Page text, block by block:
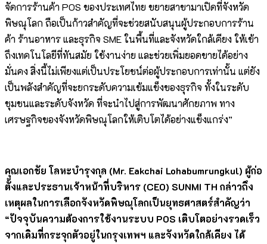
จัดการร้านค้า POS ของประเทศไทย ขยายสาขามาเปิดที่จังหวัด
พิษณุโลก ถือเป็นก้าวสำคัญที่จะช่วยสนับสนุนผู้ประกอบการร้าน
ค้า ร้านอาหาร และธุรกิจ SME ในพื้นที่และจังหวัดใกล้เคียง ให้เข้า
ถึงเทคโนโลยีที่ทันสมัย ใช้งานง่าย และช่วยเพิ่มยอดขายได้อย่าง
มั่นคง สิ่งนี้ไม่เพียงแต่เป็นประโยชน์ต่อผู้ประกอบการเท่านั้น แต่ยัง
เป็นพลังสำคัญที่จะยกระดับความเข้มแข็งของธุรกิจ ทั้งในระดับ
ชุมชนและระดับจังหวัด ที่จะนำไปสู่การพัฒนาศักยภาพ ทาง
เศรษฐกิจของจังหวัดพิษณุโลกให้เติบโตได้อย่างแข็งแกร่ง”
คุณเอกชัย โลหะบำรุงกุล (Mr. Eakchai Lohabumrungkul) ผู้ก่อ
ตั้งและประธานเจ้าหน้าที่บริหาร (CEO) SUNMI TH กล่าวถึง
เหตุผลในการเลือกจังหวัดพิษณุโลกเป็นยุทธศาสตร์สำคัญว่า
“ปัจจุบันความต้องการใช้งานระบบ POS เติบโตอย่างรวดเร็ว
จากเดิมที่กระจุกตัวอยู่ในกรุงเทพฯ และจังหวัดใกล้เคียง ได้